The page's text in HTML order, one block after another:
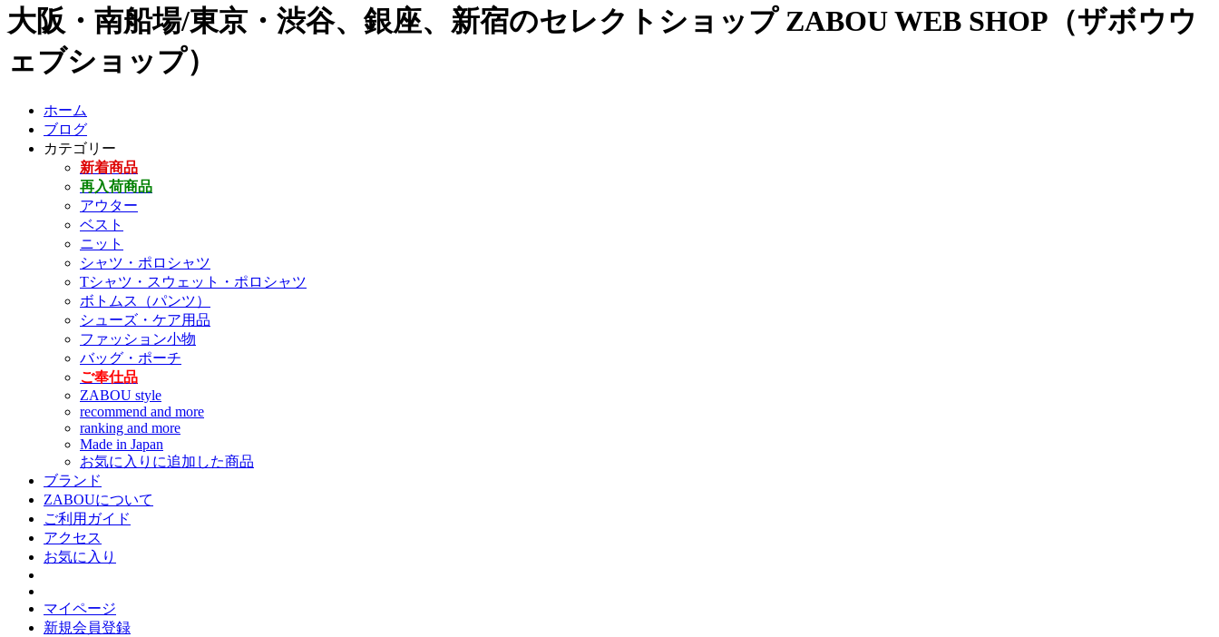
大阪・南船場/東京・渋谷、銀座、新宿のセレクトショップ ZABOU WEB SHOP（ザボウウ
ェブショップ）
ホーム
ブログ
カテゴリー
新着商品
再入荷商品
アウター
ベスト
ニット
シャツ・ポロシャツ
Tシャツ・スウェット・ポロシャツ
ボトムス（パンツ）
シューズ・ケア用品
ファッション小物
バッグ・ポーチ
ご奉仕品
ZABOU style
recommend and more
ranking and more
Made in Japan
お気に入りに追加した商品
ブランド
ZABOUについて
ご利用ガイド
アクセス
お気に入り
マイページ
新規会員登録